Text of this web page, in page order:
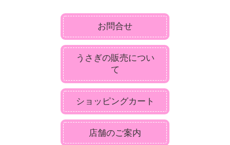
お問合せ
うさぎの販売につい
て
ショッピングカート
店舗のご案内